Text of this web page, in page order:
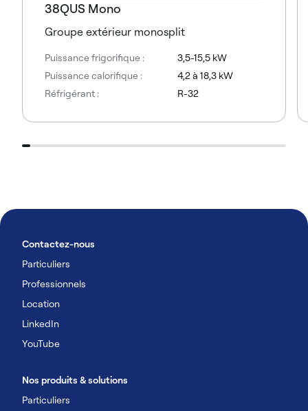
38QUS Mono
Groupe extérieur monosplit
Puissance frigorifique :
3,5-15,5 kW
Puissance calorifique :
4,2 à 18,3 kW
Réfrigérant :
R-32
Contactez-nous
Particuliers
Professionnels
Location
LinkedIn
YouTube
Nos produits & solutions
Particuliers